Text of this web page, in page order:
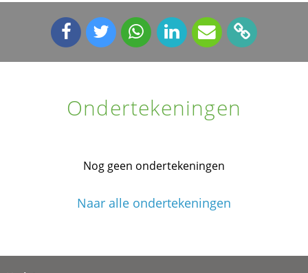
Ondertekeningen
Nog geen ondertekeningen
Naar alle ondertekeningen